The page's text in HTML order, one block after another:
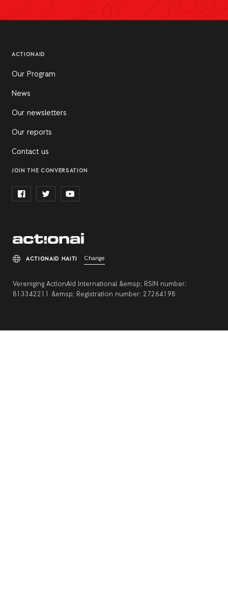
ACTIONAID
Our Program
News
Our newsletters
Our reports
Contact us
JOIN THE CONVERSATION
Vereniging ActionAid International &emsp; RSIN number:
813342211 &emsp; Registration number: 27264198
ACTIONAID HAITI Change